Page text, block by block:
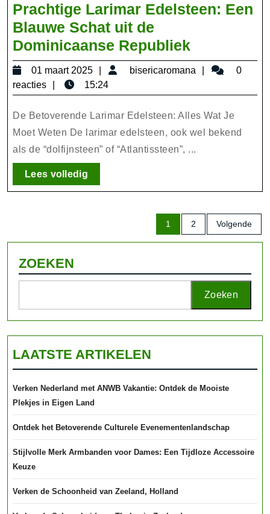
Prachtige Larimar Edelsteen: Een
Blauwe Schat uit de
Dominicaanse RepubliekPrachtige
Larimar
Edelsteen:
Een
Blauwe
Schat
uit
01 maart 2025
01
maart
2025
bisericaromana
0
reacties
15:24
De Betoverende Larimar Edelsteen: Alles Wat Je
Moet Weten De larimar edelsteen, ook wel bekend
als de “dolfijnsteen” of “Atlantissteen”, ...
Lees volledigLees
volledig
Berichten
paginering
1 2 Volgende
ZOEKEN
Zoeken
LAATSTE ARTIKELEN
Verken Nederland met ANWB Vakantie: Ontdek de Mooiste
Plekjes in Eigen Land
Ontdek het Betoverende Culturele Evenementenlandschap
Stijlvolle Merk Armbanden voor Dames: Een Tijdloze Accessoire
Keuze
Verken de Schoonheid van Zeeland, Holland